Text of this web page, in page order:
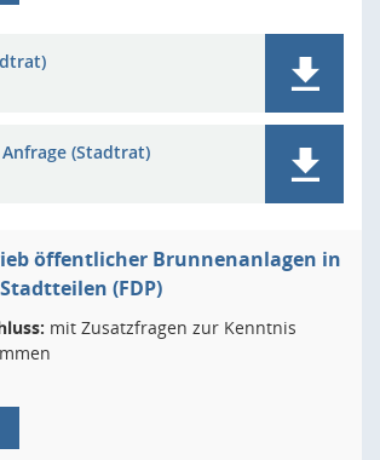
(Stadtrat)
öffentlicher Brunnenanlagen in
(FDP)
mit Zusatzfragen zur Kenntnis